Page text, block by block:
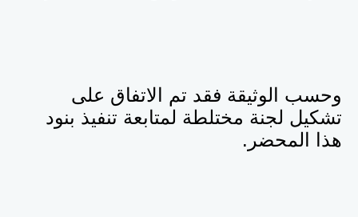
وحسب الوثيقة فقد تم الاتفاق على
تشكيل لجنة مختلطة لمتابعة تنفيذ بنود
هذا المحضر.